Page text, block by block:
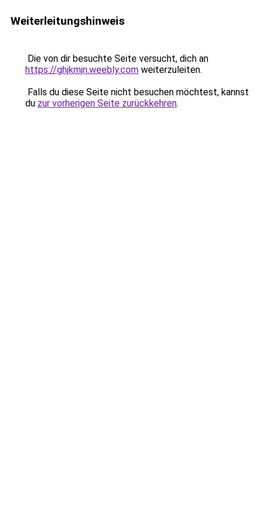
Weiterleitungshinweis
Die von dir besuchte Seite versucht, dich an
https://ghjkmjn.weebly.com weiterzuleiten.
Falls du diese Seite nicht besuchen möchtest, kannst
du zur vorherigen Seite zurückkehren.